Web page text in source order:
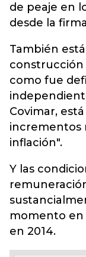
de peaje en
desde la
También
construcción
como fue
Covimar,
incrementos
inflación".
Y las
momento en
en 2014.